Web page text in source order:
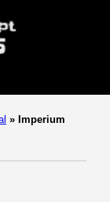
» Imperium